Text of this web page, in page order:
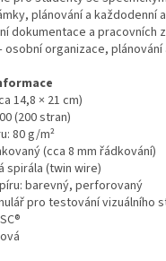
plánování a každodenní
dokumentace a pracovních
osobní organizace, plánování
14,8 × 21 cm)
(200 stran)
80 g/m²
(cca 8 mm řádkování)
spirála (twin wire)
barevný, perforovaný
pro testování vizuálního